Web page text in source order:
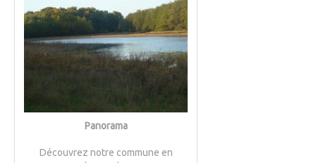
Panorama
Découvrez notre commune en